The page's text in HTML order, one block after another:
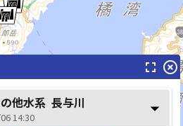
fullscreen highlight_off
他水系 長与川
14:30 arrow_drop_down